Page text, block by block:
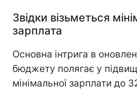
Звідки візьметься
зарплата
Основна інтрига в
бюджету полягає у
мінімальної зарплати до